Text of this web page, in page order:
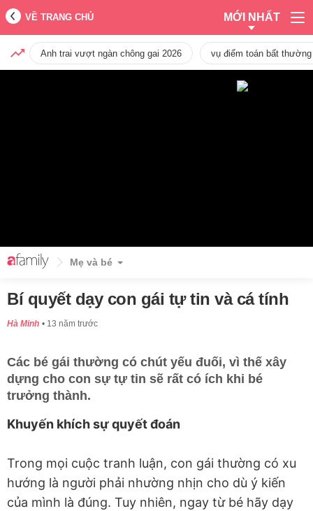
VỀ TRANG CHỦ MỚI NHẤT
Anh trai vượt ngàn chông gai 2026 vụ điểm toán bất
Mẹ và bé
Bí quyết dạy con gái tự tin và cá tính
Hà Minh 13 năm trước
Các bé gái thường có chút yếu đuối, vì thế xây
dựng cho con sự tự tin sẽ rất có ích khi bé
trưởng thành.
Khuyến khích sự quyết đoán
Trong mọi cuộc tranh luận, con gái thường có xu
hướng là người phải nhường nhịn cho dù ý kiến
của mình là đúng. Tuy nhiên, ngay từ bé hãy dạy